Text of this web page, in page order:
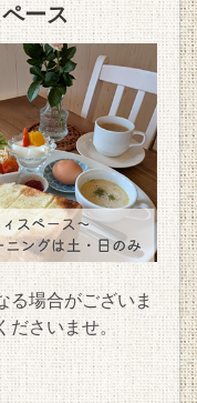
ース
る場合がございま
ださいませ。